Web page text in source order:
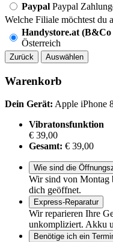
Paypal Paypal
Welche Filiale möchtest du
Handystore.at
Österreich
Zurück Auswählen
Warenkorb
Dein Gerät: Apple iPhone
Vibratonsfunktion
€ 39,00
Gesamt: € 39,00
Wie sind die
Wir sind von Montag
dich geöffnet.
Express-Reparatur
Wir reparieren Ihre
unkompliziert. Akku
Benötige ich ein